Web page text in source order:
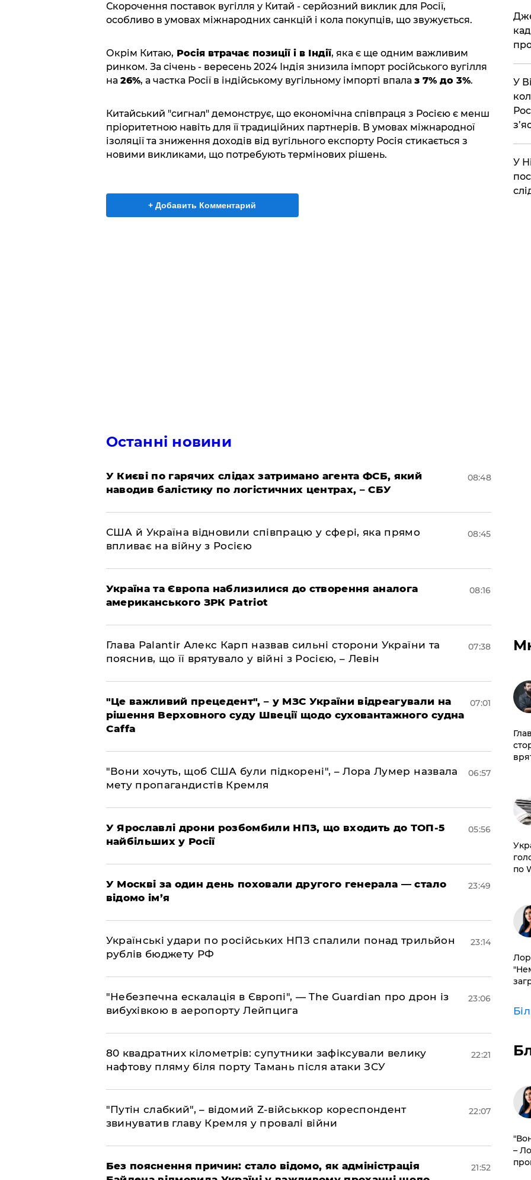
Скорочення поставок вугілля у Китай - серйозний виклик для Росії,
особливо в умовах міжнародних санкцій і кола покупців, що звужується.
Окрім Китаю, Росія втрачає позиції і в Індії, яка є ще одним важливим
ринком. За січень - вересень 2024 Індія знизила імпорт російського вугілля
на 26%, а частка Росії в індійському вугільному імпорті впала з 7% до 3%.
Китайський "сигнал" демонструє, що економічна співпраця з Росією є менш
пріоритетною навіть для її традиційних партнерів. В умовах міжнародної
ізоляції та зниження доходів від вугільного експорту Росія стикається з
новими викликами, що потребують термінових рішень.
+ Добавить Комментарий
Останні новини
У Києві по гарячих слідах затримано агента ФСБ, який
наводив балістику по логістичних центрах, – СБУ
08:48
США й Україна відновили співпрацю у сфері, яка прямо
впливає на війну з Росією
08:45
Україна та Європа наблизилися до створення аналога
американського ЗРК Patriot
08:16
Глава Palantir Алекс Карп назвав сильні сторони України та
пояснив, що її врятувало у війні з Росією, – Левін
07:38
"Це важливий прецедент", – у МЗС України відреагували на
рішення Верховного суду Швеції щодо суховантажного судна
Caffa
07:01
"Вони хочуть, щоб США були підкорені", – Лора Лумер назвала
мету пропагандистів Кремля
06:57
У Ярославлі дрони розбомбили НПЗ, що входить до ТОП-5
найбільших у Росії
05:56
​У Москві за один день поховали другого генерала — стало
відомо ім’я
23:49
​Українські удари по російських НПЗ спалили понад трильйон
рублів бюджету РФ
23:14
​"Небезпечна ескалація в Європі", — The Guardian про дрон із
вибухівкою в аеропорту Лейпцига
23:06
​80 квадратних кілометрів: супутники зафіксували велику
нафтову пляму біля порту Тамань після атаки ЗСУ
22:21
"Путін слабкий", – відомий Z-військкор кореспондент
звинуватив главу Кремля у провалі війни
22:07
​Без пояснення причин: стало відомо, як адміністрація
21:52
​У
​У
по
–